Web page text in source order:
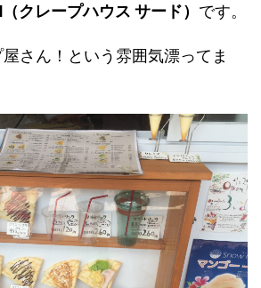
クレープハウス サード） です。
さん！という雰囲気漂ってま